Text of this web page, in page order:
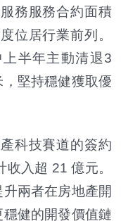
務服務合約面積
位居行業前列。
半年主動清退3
堅持穩健獲取優
科技賽道的簽約
入超 21 億元。
兩者在房地產開
健的開發價值鏈